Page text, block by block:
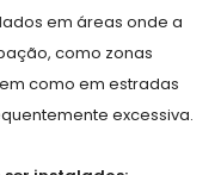
em áreas onde a
como zonas
como em estradas
excessiva.